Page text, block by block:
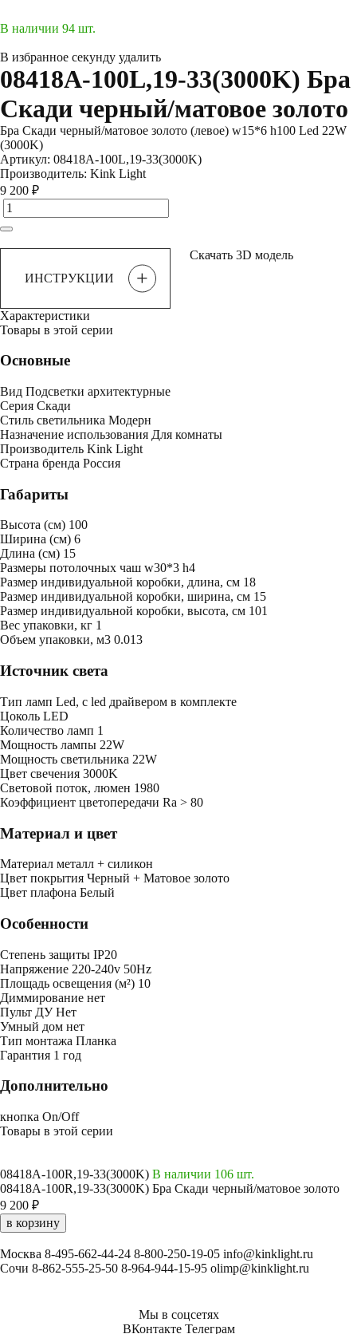
В наличии 94 шт.
В избранное секунду удалить
08418A-100L,19-33(3000K) Бра
Скади черный/матовое золото
Бра Скади черный/матовое золото (левое) w15*6 h100 Led 22W
(3000K)
Артикул: 08418A-100L,19-33(3000K)
Производитель: Kink Light
9 200 ₽
ИНСТРУКЦИИ +
Скачать 3D модель
Характеристики
Товары в этой серии
Основные
Вид Подсветки архитектурные
Серия Скади
Стиль светильника Модерн
Назначение использования Для комнаты
Производитель Kink Light
Страна бренда Россия
Габариты
Высота (см) 100
Ширина (см) 6
Длина (см) 15
Размеры потолочных чаш w30*3 h4
Размер индивидуальной коробки, длина, см 18
Размер индивидуальной коробки, ширина, см 15
Размер индивидуальной коробки, высота, см 101
Bес упаковки, кг 1
Oбъем упаковки, м3 0.013
Источник света
Тип ламп Led, с led драйвером в комплекте
Цоколь LED
Количество ламп 1
Мощность лампы 22W
Мощность светильника 22W
Цвет свечения 3000K
Световой поток, люмен 1980
Коэффициент цветопередачи Ra > 80
Материал и цвет
Mатериал металл + силикон
Цвет покрытия Черный + Матовое золото
Цвет плафона Белый
Особенности
Степень защиты IP20
Напряжение 220-240v 50Hz
Площадь освещения (м²) 10
Диммирование нет
Пульт ДУНет
Умный дом нет
Тип монтажа Планка
Гарантия 1 год
Дополнительно
кнопка On/Off
Товары в этой серии
08418A-100R,19-33(3000K) В наличии 106 шт.
08418A-100R,19-33(3000K) Бра Скади черный/матовое золото
9 200 ₽
в корзину
Москва 8-495-662-44-24 8-800-250-19-05 info@kinklight.ru
Сочи 8-862-555-25-50 8-964-944-15-95 olimp@kinklight.ru
Мы в соцсетях
ВКонтакте Телеграм